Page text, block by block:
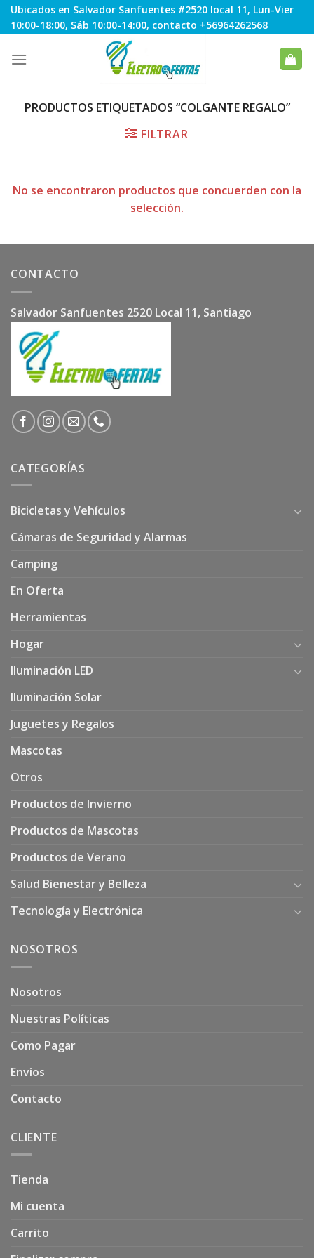
Skip
to
Ubicados en Salvador Sanfuentes #2520 local 11, Lun-Vier
10:00-18:00, Sáb 10:00-14:00, contacto +56964262568
PRODUCTOS ETIQUETADOS “COLGANTE REGALO”
FILTRAR
No se encontraron productos que concuerden con la
selección.
CONTACTO
Salvador Sanfuentes 2520 Local 11, Santiago
CATEGORÍAS
Bicicletas y Vehículos
Cámaras de Seguridad y Alarmas
Camping
En Oferta
Herramientas
Hogar
Iluminación LED
Iluminación Solar
Juguetes y Regalos
Mascotas
Otros
Productos de Invierno
Productos de Mascotas
Productos de Verano
Salud Bienestar y Belleza
Tecnología y Electrónica
NOSOTROS
Nosotros
Nuestras Políticas
Como Pagar
Envíos
Contacto
CLIENTE
Tienda
Mi cuenta
Carrito